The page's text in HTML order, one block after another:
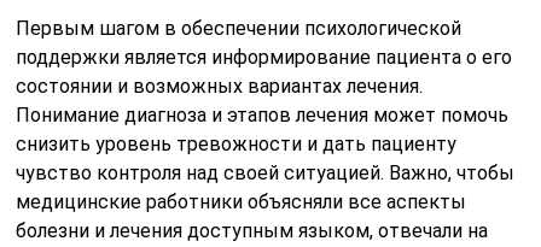
Первым шагом в обеспечении психологической
поддержки является информирование пациента о его
состоянии и возможных вариантах лечения.
Понимание диагноза и этапов лечения может помочь
снизить уровень тревожности и дать пациенту
чувство контроля над своей ситуацией. Важно, чтобы
медицинские работники объясняли все аспекты
болезни и лечения доступным языком, отвечали на